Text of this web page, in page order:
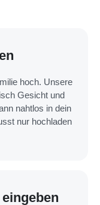
hoch. Unsere
Gesicht und
nahtlos in dein
nur hochladen